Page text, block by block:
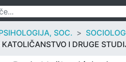
SOC.
KATOLIČANSTVO I DRUGE